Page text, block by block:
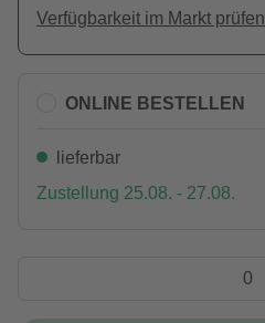
Verfügbarkeit im Markt prüfen
ONLINE BESTELLEN
lieferbar
Zustellung 25.08. - 27.08.